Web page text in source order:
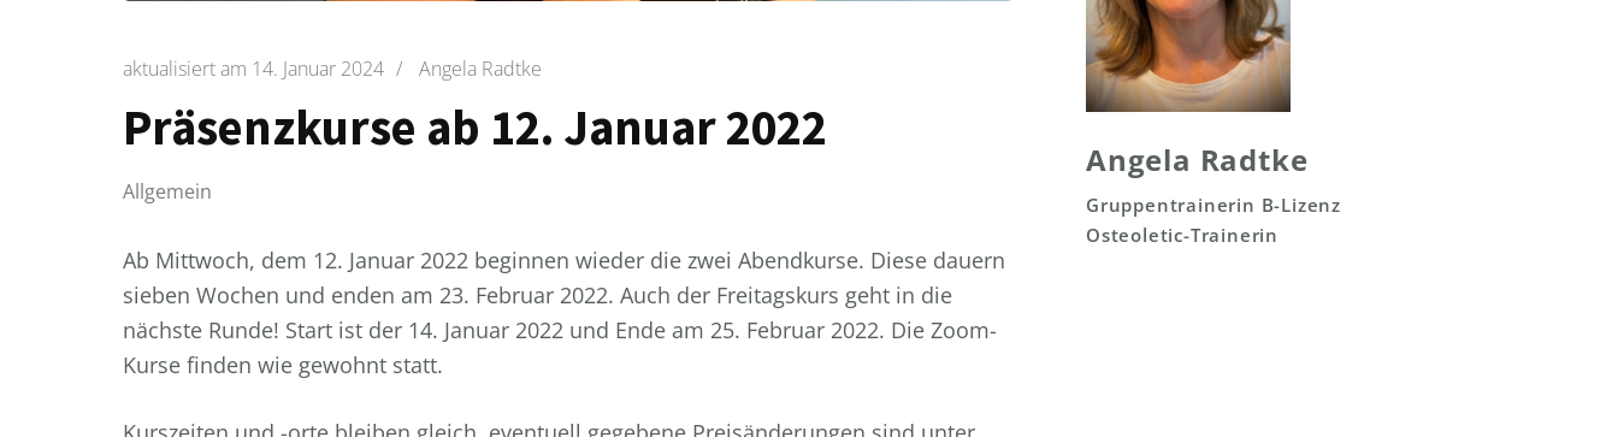
aktualisiert am 14. Januar 2024 / Angela Radtke
Präsenzkurse ab 12. Januar 2022
Allgemein
Ab Mittwoch, dem 12. Januar 2022 beginnen wieder die zwei Abendkurse. Diese dauern
sieben Wochen und enden am 23. Februar 2022. Auch der Freitagskurs geht in die
nächste Runde! Start ist der 14. Januar 2022 und Ende am 25. Februar 2022. Die Zoom-
Kurse finden wie gewohnt statt.
Angela Radtke
Gruppentrainerin B-Lizenz
Osteoletic-Trainerin